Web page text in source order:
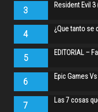
3 Resident Evil
4 ¿Que tanto se
5 EDITORIAL –
6 Epic Games
7 Las 7 cosas